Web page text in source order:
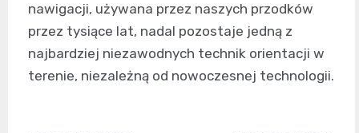
nawigacji, używana przez naszych przodków
przez tysiące lat, nadal pozostaje jedną z
najbardziej niezawodnych technik orientacji w
terenie, niezależną od nowoczesnej technologii.